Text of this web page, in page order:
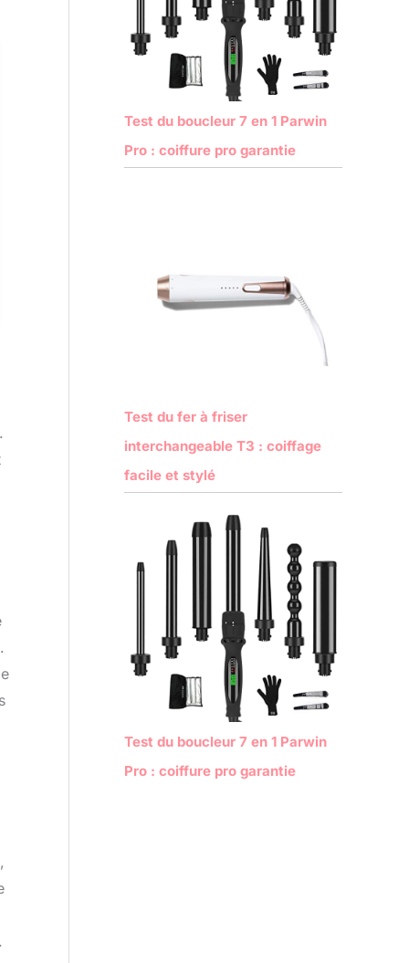
Test du boucleur 7 en 1 Parwin
Pro : coiffure pro garantie
Test du fer à friser
interchangeable T3 : coiffage
facile et stylé
Test du boucleur 7 en 1 Parwin
Pro : coiffure pro garantie